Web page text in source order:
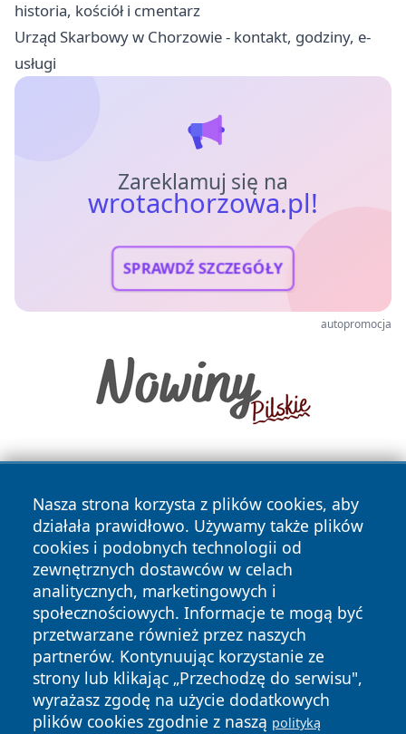
historia, kościół i cmentarz
Urząd Skarbowy w Chorzowie - kontakt, godziny, e-
usługi
Zareklamuj się na
wrotachorzowa.pl!
SPRAWDŹ SZCZEGÓŁY
autopromocja
Nasza strona korzysta z plików cookies, aby
działała prawidłowo. Używamy także plików
cookies i podobnych technologii od
zewnętrznych dostawców w celach
analitycznych, marketingowych i
społecznościowych. Informacje te mogą być
przetwarzane również przez naszych
partnerów. Kontynuując korzystanie ze
strony lub klikając „Przechodzę do serwisu",
wyrażasz zgodę na użycie dodatkowych
plików cookies zgodnie z naszą polityką
Copyright © 2026 wrotachorzowa.pl Wszystkie prawa
zastrzeżone.
News Autorzy
Polityka
Prywatności
Polityka
Cookies